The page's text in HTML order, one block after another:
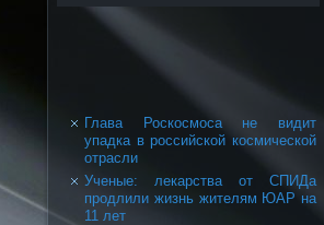
Глава Роскосмоса не видит
упадка в российской космической
отрасли
Ученые: лекарства от СПИДа
продлили жизнь жителям ЮАР на
11 лет